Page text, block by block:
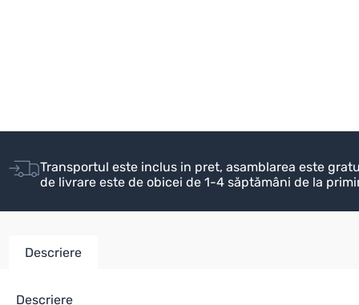
Transportul este inclus in pret, asamblarea este
de livrare este de obicei de 1-4 săptămâni de la
Descriere
Descriere